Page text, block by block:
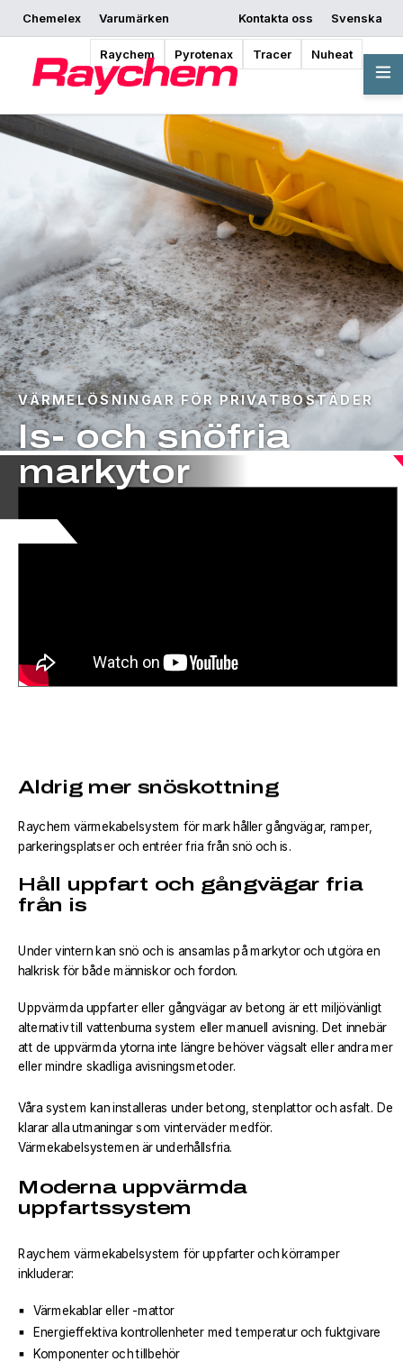
Chemelex Varumärken
Raychem Pyrotenax Tracer Nuheat
Kontakta oss Svenska
VÄRMELÖSNINGAR FÖR PRIVATBOSTÄDER
Is- och snöfria
markytor
Aldrig mer snöskottning
Raychem värmekabelsystem för mark håller gångvägar, ramper,
parkeringsplatser och entréer fria från snö och is.
Håll uppfart och gångvägar fria
från is
Under vintern kan snö och is ansamlas på markytor och utgöra en
halkrisk för både människor och fordon.
Uppvärmda uppfarter eller gångvägar av betong är ett miljövänligt
alternativ till vattenburna system eller manuell avisning. Det innebär
att de uppvärmda ytorna inte längre behöver vägsalt eller andra mer
eller mindre skadliga avisningsmetoder.
Våra system kan installeras under betong, stenplattor och asfalt. De
klarar alla utmaningar som vinterväder medför.
Värmekabelsystemen är underhållsfria.
Moderna uppvärmda
uppfartssystem
Raychem värmekabelsystem för uppfarter och körramper
inkluderar:
Värmekablar eller -mattor
Energieffektiva kontrollenheter med temperatur och fuktgivare
Komponenter och tillbehör